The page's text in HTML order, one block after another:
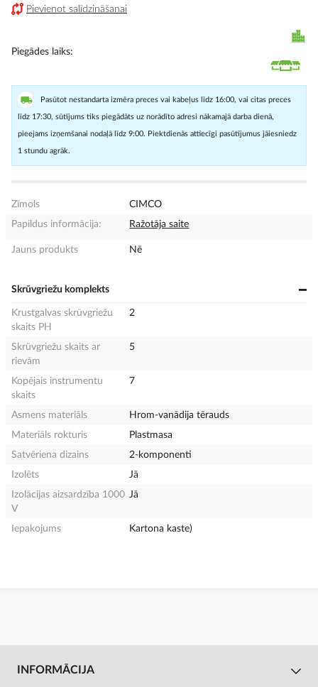
Pievienot salīdzināšanai
Piegādes laiks
Pasūtot nestandarta izmēra preces vai kabeļus līdz 16:00, vai citas preces
līdz 17:30, sūtījums tiks piegādāts uz norādīto adresi nākamajā darba dienā,
pieejams izņemšanai nodaļā līdz 9:00. Piektdienās attiecīgi pasūtījumus jāiesniedz
1 stundu agrāk.
Zīmols
CIMCO
Papildus informācija:
Ražotāja saite
Jauns produkts Nē
Skrūvgriežu komplekts
Krustgalvas skrūvgriežu
skaits PH
2
Skrūvgriežu skaits ar
rievām
5
Kopējais instrumentu
skaits
7
Asmens materiāls
Hrom-vanādija tērauds
Materiāls rokturis
Plastmasa
Satvēriena dizains
2-komponenti
Izolēts
Jā
Izolācijas aizsardzība 1000
V
Jā
Iepakojums Kartona kaste)
INFORMĀCIJA